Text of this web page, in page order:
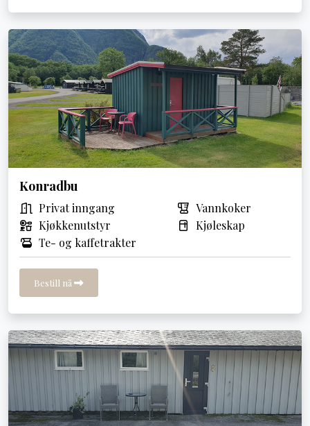
Konradbu
Privat inngang
Vannkoker
Kjøkkenutstyr
Kjøleskap
Te- og kaffetrakter
Bestill nå